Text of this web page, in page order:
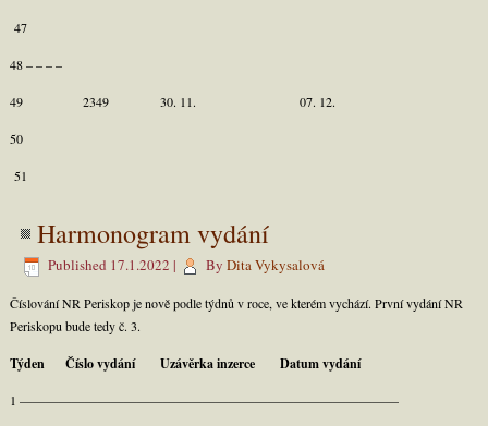
47
48 – – – –
49 2349 30. 11. 07. 12.
50
51
Harmonogram vydání
Published 17.1.2022 | By Dita Vykysalová
Číslování NR Periskop je nově podle týdnů v roce, ve kterém vychází. První vydání NR
Periskopu bude tedy č. 3.
Týden Číslo vydání Uzávěrka inzerce Datum vydání
1 —————————————————————————————